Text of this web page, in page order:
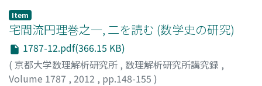
Item
宅間流円理巻之一, 二を読む (数学史の研究)
1787-12.pdf(366.15 KB)
( 京都大学数理解析研究所 , 数理解析研究所講究録 ,
Volume 1787 , 2012 , pp.148-155 )